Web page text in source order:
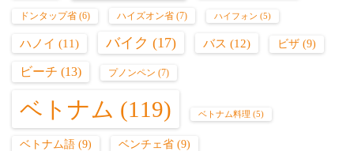
ドンタップ省 (6) ハイズオン省 (7) ハイフォン (5)
ハノイ (11) バイク (17) バス (12) ビザ (9)
ビーチ (13) プノンペン (7)
ベトナム (119) ベトナム料理 (5)
ベトナム語 (9) ベンチェ省 (9)